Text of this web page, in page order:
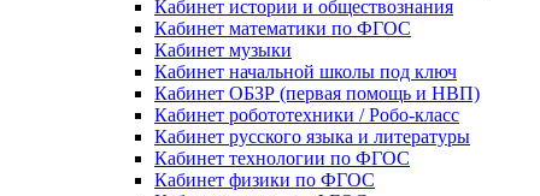
Кабинет истории и обществознания
Кабинет математики по ФГОС
Кабинет музыки
Кабинет начальной школы под ключ
Кабинет ОБЗР (первая помощь и НВП)
Кабинет робототехники / Робо-класс
Кабинет русского языка и литературы
Кабинет технологии по ФГОС
Кабинет физики по ФГОС